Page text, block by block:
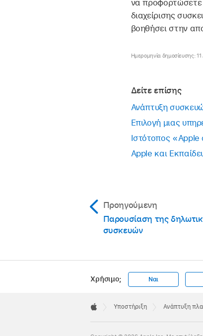
να προφορτώσετε
διαχείρισης
βοηθήσει στην
Ημερομηνία δημοσίευσης:
Δείτε επίσης
Ανάπτυξη
Επιλογή μιας
Ιστότοπος
Apple και
Προηγούμενη
Παρουσίαση της
συσκευών
Χρήσιμο; Ναι
Footer

Υποστήριξη Ανάπτυξη